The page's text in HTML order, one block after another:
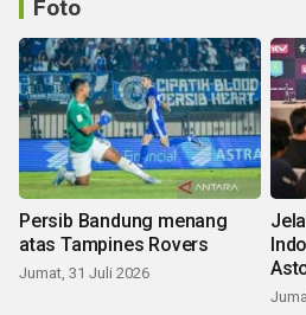
Foto
Persib Bandung menang
atas Tampines Rovers
Jumat, 31 Juli 2026